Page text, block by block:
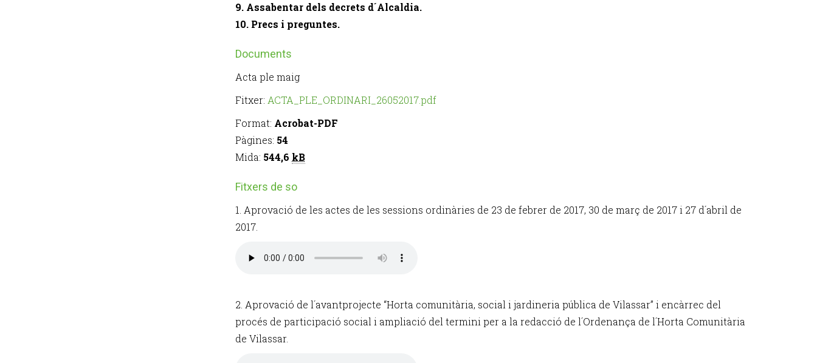
9. Assabentar dels decrets d´Alcaldia.
10. Precs i preguntes.
Documents
Acta ple maig
Fitxer: ACTA_PLE_ORDINARI_26052017.pdf
Format: Acrobat-PDF
Pàgines: 54
Mida: 544,6 kB
Fitxers de so
1. Aprovació de les actes de les sessions ordinàries de 23 de febrer de 2017, 30 de març de 2017 i 27 d´abril de
2017.
2. Aprovació de l´avantprojecte “Horta comunitària, social i jardineria pública de Vilassar” i encàrrec del
procés de participació social i ampliació del termini per a la redacció de l´Ordenança de l´Horta Comunitària
de Vilassar.